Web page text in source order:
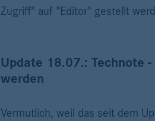
Zugriff" auf "Editor" gestellt
Update 18.07.: Technote
werden
Vermutlich, weil das seit dem